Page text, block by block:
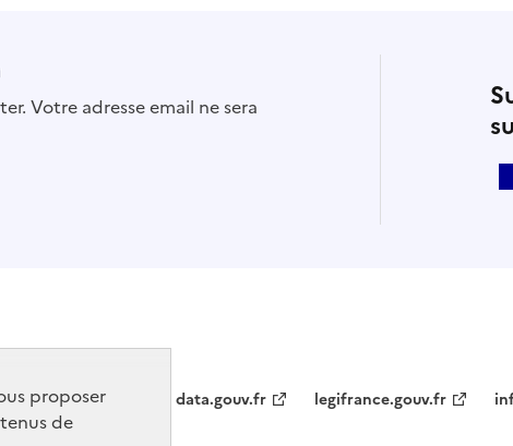
proposer
de
Votre adresse email ne sera
data.gouv.fr legifrance.gouv.fr